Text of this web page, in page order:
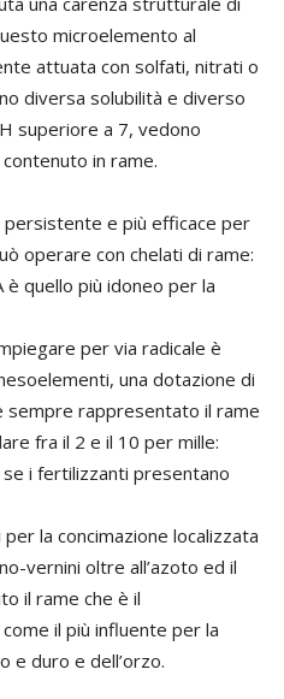
microelemento al
attuata con solfati, nitrati o
diversa solubilità e diverso
superiore a 7, vedono
in rame.
e più efficace per
operare con chelati di rame:
è quello più idoneo per la
per via radicale è
una dotazione di
rappresentato il rame
fra il 2 e il 10 per mille:
i fertilizzanti presentano
la concimazione localizzata
vernini oltre all’azoto ed il
il rame che è il
il più influente per la
e duro e dell’orzo.